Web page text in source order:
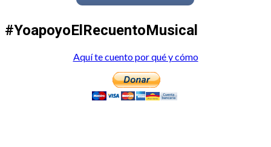
#YoapoyoElRecuentoMusical
Aquí te cuento por qué y cómo